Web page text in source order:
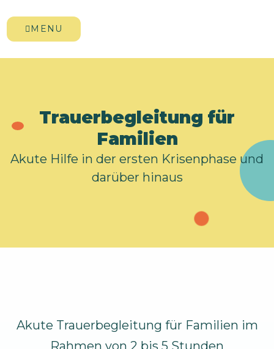
MENU
Trauerbegleitung für
Familien
Akute Hilfe in der ersten Krisenphase und
darüber hinaus
Akute Trauerbegleitung für Familien im
Rahmen von 2 bis 5 Stunden